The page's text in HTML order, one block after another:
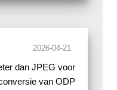
2026-04-21
dan JPEG voor
van ODP